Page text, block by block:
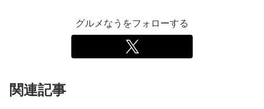
グルメなうをフォローする
関連記事